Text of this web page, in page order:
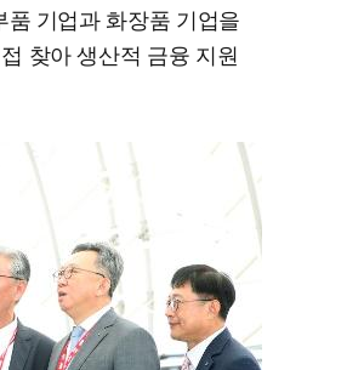
기업과 화장품 기업을
찾아 생산적 금융 지원